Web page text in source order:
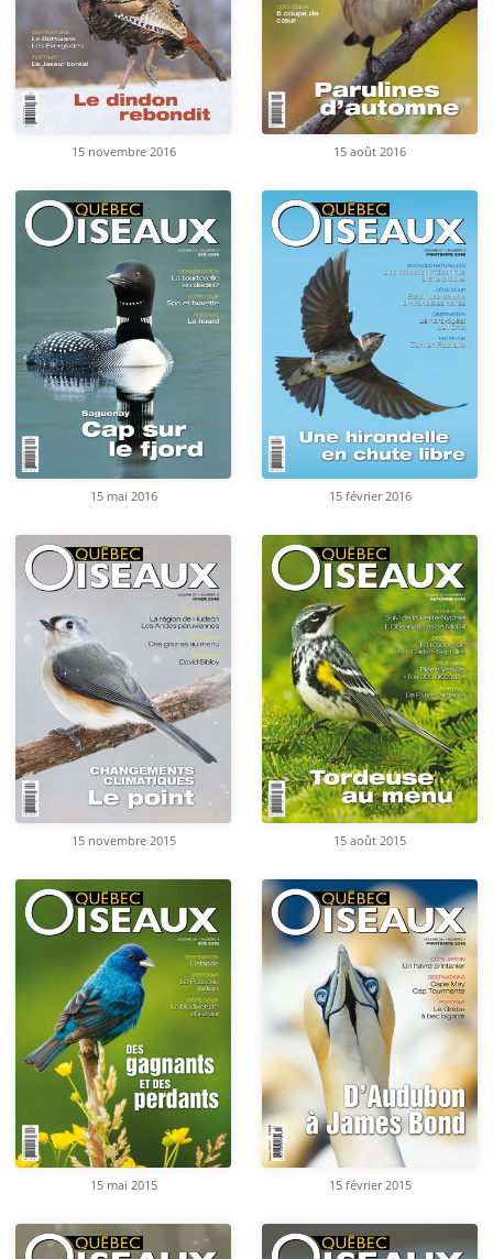
15 novembre 2016 15 août 2016
15 mai 2016 15 février 2016
15 novembre 2015 15 août 2015
15 mai 2015 15 février 2015